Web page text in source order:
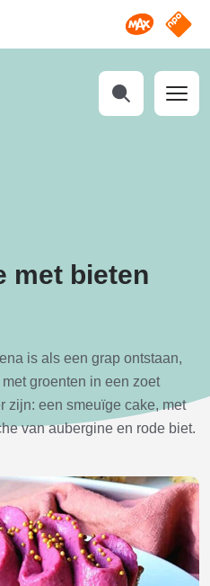
Omroep
NPO
met bieten
is als een grap ontstaan,
groenten in een zoet
zijn: een smeuïge cake, met
van aubergine en rode biet.